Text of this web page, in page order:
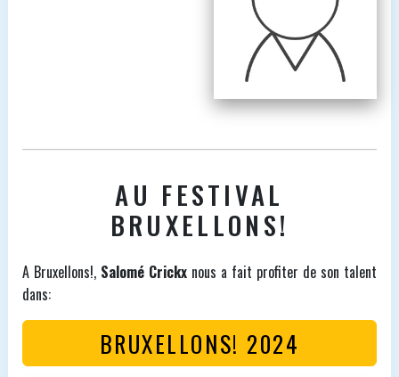
AU FESTIVAL
BRUXELLONS!
A Bruxellons!, Salomé Crickxnous a fait profiter de son talent
dans:
BRUXELLONS! 2024